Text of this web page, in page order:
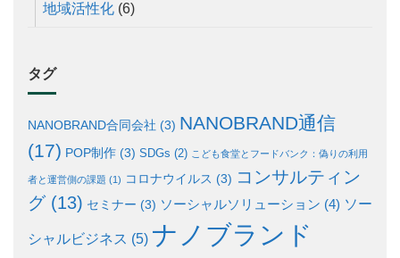
地域活性化 (6)
タグ
NANOBRAND合同会社 (3) NANOBRAND通信
(17) POP制作 (3) SDGs (2) こども食堂とフードバンク：偽りの利用
者と運営側の課題 (1) コロナウイルス (3) コンサルティン
グ(13) セミナー (3) ソーシャルソリューション (4) ソー
シャルビジネス (5) ナノブランド